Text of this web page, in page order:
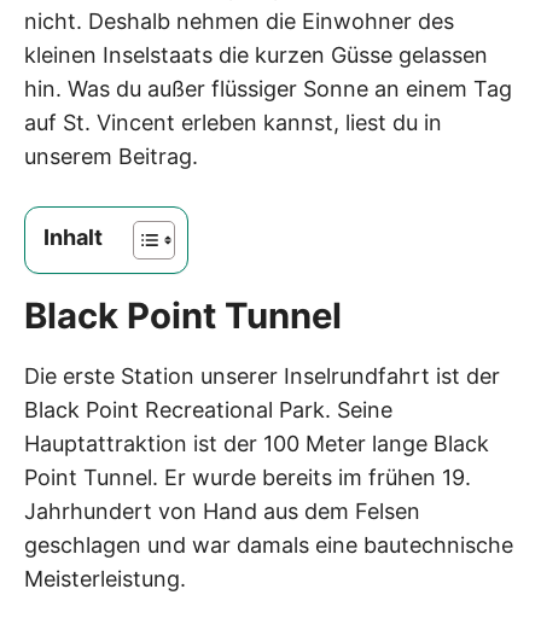
nicht. Deshalb nehmen die Einwohner des
kleinen Inselstaats die kurzen Güsse gelassen
hin. Was du außer flüssiger Sonne an einem Tag
auf St. Vincent erleben kannst, liest du in
unserem Beitrag.
Inhalt
Black Point Tunnel
Die erste Station unserer Inselrundfahrt ist der
Black Point Recreational Park. Seine
Hauptattraktion ist der 100 Meter lange Black
Point Tunnel. Er wurde bereits im frühen 19.
Jahrhundert von Hand aus dem Felsen
geschlagen und war damals eine bautechnische
Meisterleistung.